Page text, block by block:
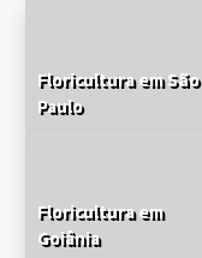
Floricultura em São
Paulo
Floricultura em
Goiânia